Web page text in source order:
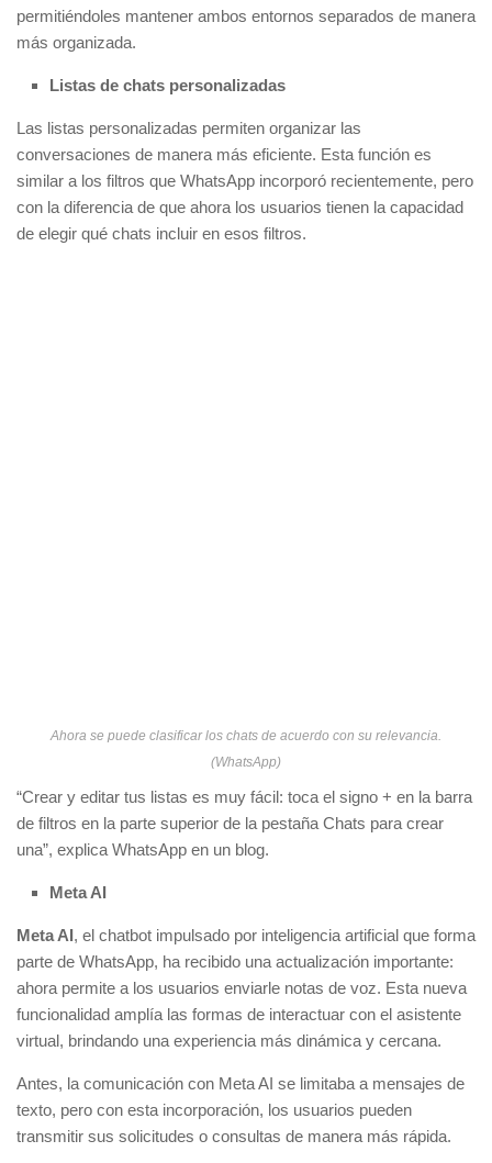
permitiéndoles mantener ambos entornos separados de manera
más organizada.
Listas de chats personalizadas
Las listas personalizadas permiten organizar las
conversaciones de manera más eficiente. Esta función es
similar a los filtros que WhatsApp incorporó recientemente, pero
con la diferencia de que ahora los usuarios tienen la capacidad
de elegir qué chats incluir en esos filtros.
Ahora se puede clasificar los chats de acuerdo con su relevancia.
(WhatsApp)
“Crear y editar tus listas es muy fácil: toca el signo + en la barra
de filtros en la parte superior de la pestaña Chats para crear
una”, explica WhatsApp en un blog.
Meta AI
Meta AI, el chatbot impulsado por inteligencia artificial que forma
parte de WhatsApp, ha recibido una actualización importante:
ahora permite a los usuarios enviarle notas de voz. Esta nueva
funcionalidad amplía las formas de interactuar con el asistente
virtual, brindando una experiencia más dinámica y cercana.
Antes, la comunicación con Meta AI se limitaba a mensajes de
texto, pero con esta incorporación, los usuarios pueden
transmitir sus solicitudes o consultas de manera más rápida.